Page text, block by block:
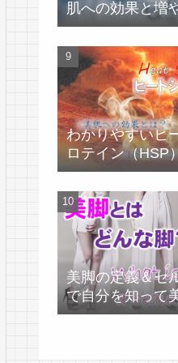
肌への効果と増
わかりやすいヒ
ロテイン（HSP
くり！
美脚の定義＆セ
で自分を知って